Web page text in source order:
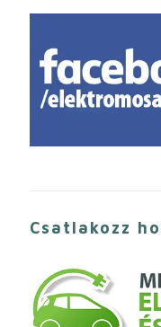
Csatlakozz